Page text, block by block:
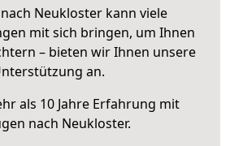
nach Neukloster kann viele
mit sich bringen, um Ihnen
– bieten wir Ihnen unsere
an.
als 10 Jahre Erfahrung mit
nach Neukloster.